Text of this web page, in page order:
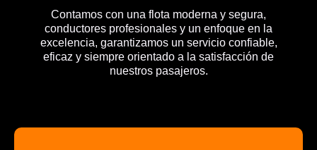
Contamos con una flota moderna y segura,
conductores profesionales y un enfoque en la
excelencia, garantizamos un servicio confiable,
eficaz y siempre orientado a la satisfacción de
nuestros pasajeros.